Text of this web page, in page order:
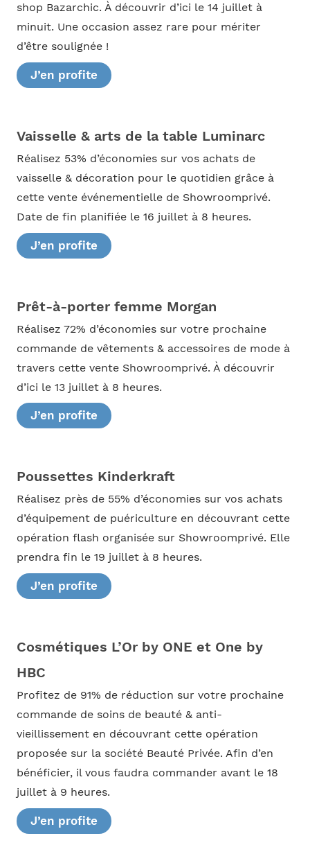
shop Bazarchic. À découvrir d’ici le 14 juillet à
minuit. Une occasion assez rare pour mériter
d’être soulignée !
J’en profite
Vaisselle & arts de la table Luminarc
Réalisez 53% d’économies sur vos achats de
vaisselle & décoration pour le quotidien grâce à
cette vente événementielle de Showroomprivé.
Date de fin planifiée le 16 juillet à 8 heures.
J’en profite
Prêt-à-porter femme Morgan
Réalisez 72% d’économies sur votre prochaine
commande de vêtements & accessoires de mode à
travers cette vente Showroomprivé. À découvrir
d’ici le 13 juillet à 8 heures.
J’en profite
Poussettes Kinderkraft
Réalisez près de 55% d’économies sur vos achats
d’équipement de puériculture en découvrant cette
opération flash organisée sur Showroomprivé. Elle
prendra fin le 19 juillet à 8 heures.
J’en profite
Cosmétiques L’Or by ONE et One by
HBC
Profitez de 91% de réduction sur votre prochaine
commande de soins de beauté & anti-
vieillissement en découvrant cette opération
proposée sur la société Beauté Privée. Afin d’en
bénéficier, il vous faudra commander avant le 18
juillet à 9 heures.
J’en profite